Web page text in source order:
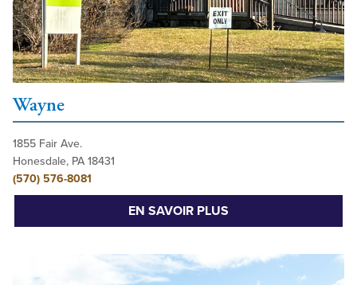
Wayne
1855 Fair Ave.
Honesdale, PA 18431
(570) 576-8081
EN SAVOIR PLUS